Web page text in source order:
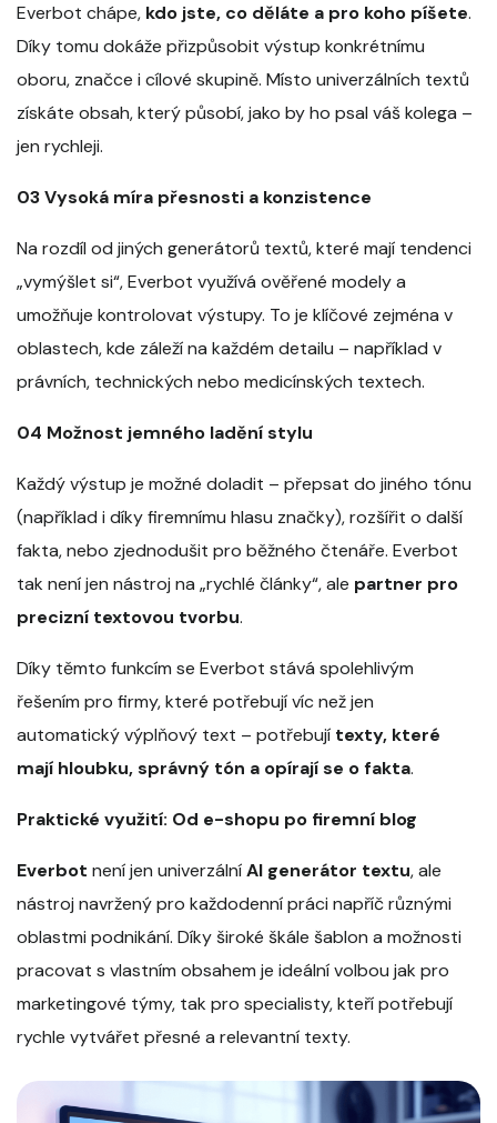
Everbot chápe, kdo jste, co děláte a pro koho píšete.
Díky tomu dokáže přizpůsobit výstup konkrétnímu
oboru, značce i cílové skupině. Místo univerzálních textů
získáte obsah, který působí, jako by ho psal váš kolega –
jen rychleji.
03 Vysoká míra přesnosti a konzistence
Na rozdíl od jiných generátorů textů, které mají tendenci
„vymýšlet si“, Everbot využívá ověřené modely a
umožňuje kontrolovat výstupy. To je klíčové zejména v
oblastech, kde záleží na každém detailu – například v
právních, technických nebo medicínských textech.
04 Možnost jemného ladění stylu
Každý výstup je možné doladit – přepsat do jiného tónu
(například i díky firemnímu hlasu značky), rozšířit o další
fakta, nebo zjednodušit pro běžného čtenáře. Everbot
tak není jen nástroj na „rychlé články“, ale partner pro
precizní textovou tvorbu.
Díky těmto funkcím se Everbot stává spolehlivým
řešením pro firmy, které potřebují víc než jen
automatický výplňový text – potřebují texty, které
mají hloubku, správný tón a opírají se o fakta.
Praktické využití: Od e-shopu po firemní blog
Everbot není jen univerzálníAI generátor textu, ale
nástroj navržený pro každodenní práci napříč různými
oblastmi podnikání. Díky široké škále šablon a možnosti
pracovat s vlastním obsahem je ideální volbou jak pro
marketingové týmy, tak pro specialisty, kteří potřebují
rychle vytvářet přesné a relevantní texty.